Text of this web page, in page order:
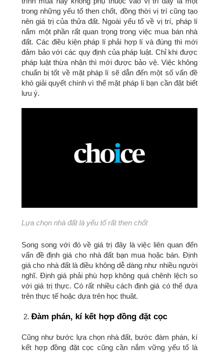
trong những yếu tố then chốt, đồng thời vị trí cũng tạo
nên giá trị của thửa đất. Ngoài yếu tố về vị trí, pháp lí
nắm một phần rất quan trọng trong việc mua bán nhà
đất. Các điều kiện pháp lí phải hợp lí và đúng thì mới
đảm bảo với các quy định của pháp luật. Chỉ khi được
pháp luật thừa nhận thì mới được bảo vệ. Việc không
chuẩn bị tốt về mặt pháp lí sẽ dẫn đến một số vấn đề
khó giải quyết chính vì thế mặt pháp lí bạn cần đặt biết
lưu ý.
Lựa chọn nhà đất là yếu tố rất then chốt
Song song với đó về giá trị đây là việc liên quan đến
vấn đề định giá cho nhà đất bạn mua hoặc bán. Định
giá cho nhà đất là điều không dễ dàng như nhiều người
nghĩ. Định giá phải phù hợp không quá chênh lệch so
với giá trị thực. Có rất nhiều cách định giá có thể dựa
trên thực tế hoặc dựa trên học thuât.
Đàm phán, kí kết hợp đồng đặt cọc
Cũng như bước lựa chọn nhà đất, bước đàm phán, kí
kết hợp đồng đặt cọc cũng cần nắm vững yếu tố là